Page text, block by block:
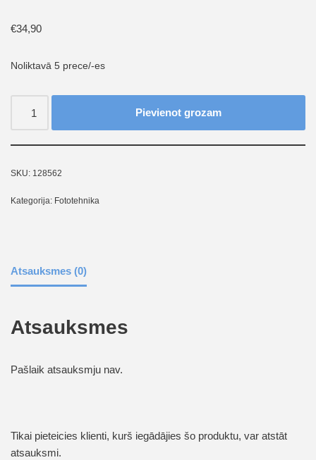
€34,90
Noliktavā 5 prece/-es
Pievienot grozam
SKU: 128562
Kategorija: Fototehnika
Atsauksmes (0)
Atsauksmes
Pašlaik atsauksmju nav.
Tikai pieteicies klienti, kurš iegādājies šo produktu, var atstāt
atsauksmi.